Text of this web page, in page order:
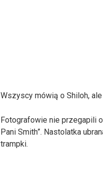
Wszyscy mówią o Shiloh,
Fotografowie nie przegapili
Pani Smith”. Nastolatka
trampki.